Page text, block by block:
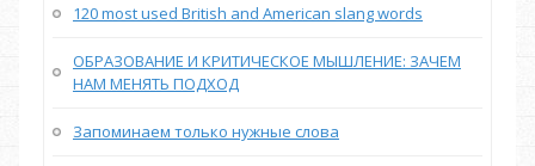
120 most used British and American slang words
ОБРАЗОВАНИЕ И КРИТИЧЕСКОЕ МЫШЛЕНИЕ: ЗАЧЕМ
НАМ МЕНЯТЬ ПОДХОД
Запоминаем только нужные слова